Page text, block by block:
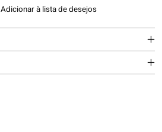
Adicionar à lista de desejos